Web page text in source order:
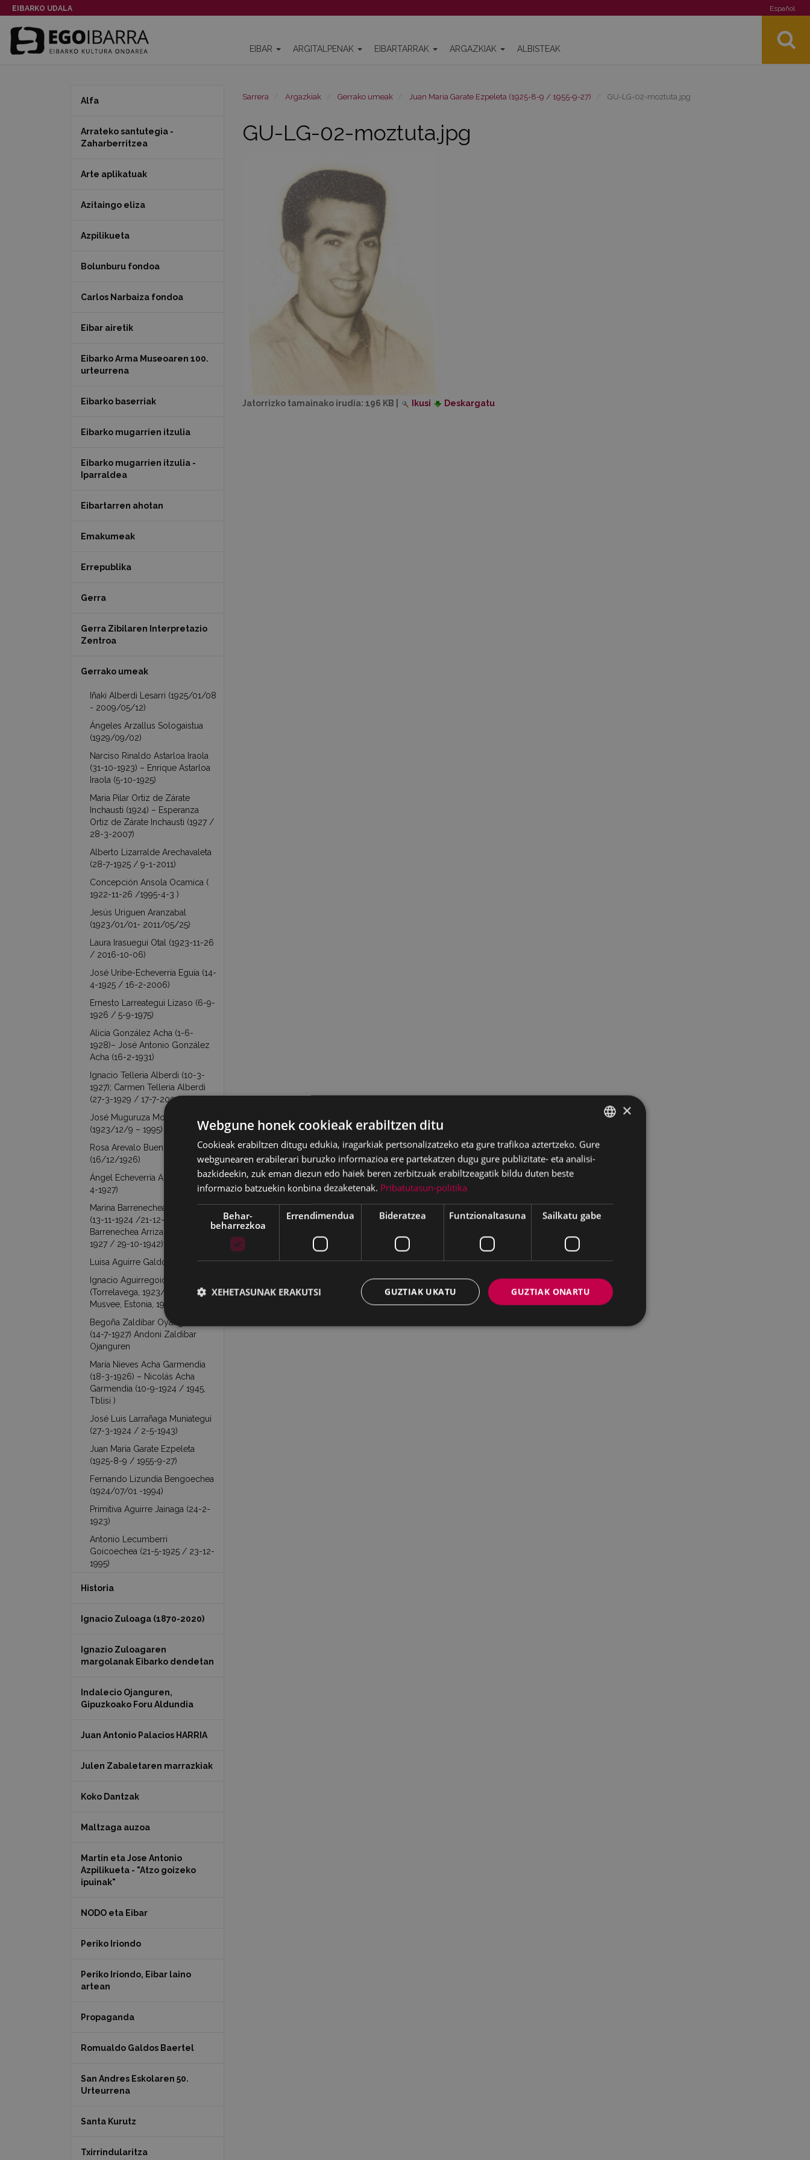
EIBARKO UDALA Español
EIBAR ARGITALPENAK EIBARTARRAK ARGAZKIAK ALBISTEAK
Sarrera Argazkiak Gerrako umeak Juan Maria Garate Ezpeleta (1925-8-9 / 1955-9-27) GU-LG-02-moztuta.jpg
GU-LG-02-moztuta.jpg
Jatorrizko tamainako irudia: 196 KB Ikusi Deskargatu
Alfa
Arrateko santutegia -
Zaharberritzea
Arte aplikatuak
Azitaingo eliza
Azpilikueta
Bolunburu fondoa
Carlos Narbaiza fondoa
Eibar airetik
Eibarko Arma Museoaren 100.
urteurrena
Eibarko baserriak
Eibarko mugarrien itzulia
Eibarko mugarrien itzulia -
Iparraldea
Eibartarren ahotan
Emakumeak
Errepublika
Gerra
Gerra Zibilaren Interpretazio
Zentroa
Gerrako umeak
Iñaki Alberdi Lesarri (1925/01/08
- 2009/05/12)
Ángeles Arzallus Sologaistua
(1929/09/02)
Narciso Rinaldo Astarloa Iraola
(31-10-1923) – Enrique Astarloa
Iraola (5-10-1925)
Maria Pilar Ortiz de Zárate
Inchausti (1924) – Esperanza
Ortiz de Zárate Inchausti (1927 /
28-3-2007)
Alberto Lizarralde Arechavaleta
(28-7-1925 / 9-1-2011)
Concepción Ansola Ocamica (
1922-11-26 /1995-4-3 )
Jesús Uriguen Aranzabal
(1923/01/01- 2011/05/25)
Laura Irasuegui Otal (1923-11-26
/ 2016-10-06)
José Uribe-Echeverría Eguía (14-
4-1925 / 16-2-2006)
Ernesto Larreategui Lizaso (6-9-
1926 / 5-9-1975)
Alicia González Acha (1-6-
1928)– José Antonio González
Acha (16-2-1931)
Ignacio Telleria Alberdi (10-3-
1927); Carmen Telleria Alberdi
(27-3-1929 / 17-7-2003)
José Muguruza Mondragón
(1923/12/9 – 1995)
Rosa Arevalo Buendía
(16/12/1926)
Ángel Echeverría Aranzábal (16-
4-1927)
Marina Barrenechea Arrizabalaga
(13-11-1924 /21-12-1953)- Jesús
Barrenechea Arrizabalaga (26-1-
1927 / 29-10-1942)
Luisa Aguirre Galdona (7-9-1927)
Ignacio Aguirregoicoa Benito
(Torrelavega, 1923/02/21 –
Musvee, Estonia, 1944/03/09)
Begoña Zaldibar Oyanguren
(14-7-1927) Andoni Zaldibar
Ojanguren
María Nieves Acha Garmendia
(18-3-1926) – Nicolás Acha
Garmendia (10-9-1924 / 1945,
Tblisi )
José Luis Larrañaga Muniategui
(27-3-1924 / 2-5-1943)
Juan Maria Garate Ezpeleta
(1925-8-9 / 1955-9-27)
Fernando Lizundia Bengoechea
(1924/07/01 -1994)
Primitiva Aguirre Jainaga (24-2-
1923)
Antonio Lecumberri
Goicoechea (21-5-1925 / 23-12-
1995)
Historia
Ignacio Zuloaga (1870-2020)
Ignazio Zuloagaren
margolanak Eibarko dendetan
Indalecio Ojanguren,
Gipuzkoako Foru Aldundia
Juan Antonio Palacios HARRIA
Julen Zabaletaren marrazkiak
Koko Dantzak
Maltzaga auzoa
Martin eta Jose Antonio
Azpilikueta - "Atzo goizeko
ipuinak"
NODO eta Eibar
Periko Iriondo
Periko Iriondo, Eibar laino
artean
Propaganda
Romualdo Galdos Baertel
San Andres Eskolaren 50.
Urteurrena
Santa Kurutz
Txirrindularitza
BASQUE
SPANISH
×
Webgune honek cookieak erabiltzen ditu
Cookieak erabiltzen ditugu edukia, iragarkiak pertsonalizatzeko eta gure trafikoa aztertzeko. Gure
webgunearen erabilerari buruzko informazioa ere partekatzen dugu gure publizitate- eta analisi-
bazkideekin, zuk eman diezun edo haiek beren zerbitzuak erabiltzeagatik bildu duten beste
informazio batzuekin konbina dezaketenak. Pribatutasun-politika
Behar-
beharrezkoa
Errendimendua Bideratzea Funtzionaltasuna Sailkatu gabe
GUZTIAK ONARTU
GUZTIAK UKATU
XEHETASUNAK ERAKUTSI